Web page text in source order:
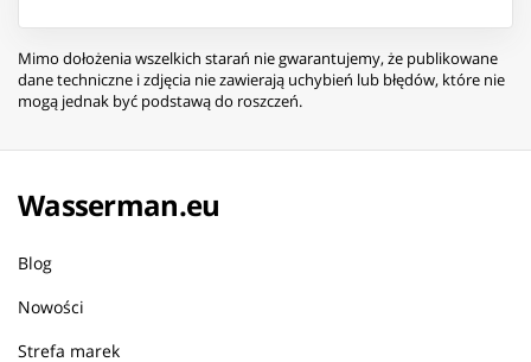
Mimo dołożenia wszelkich starań nie gwarantujemy, że publikowane
dane techniczne i zdjęcia nie zawierają uchybień lub błędów, które nie
mogą jednak być podstawą do roszczeń.
Wasserman.eu
Blog
Nowości
Strefa marek